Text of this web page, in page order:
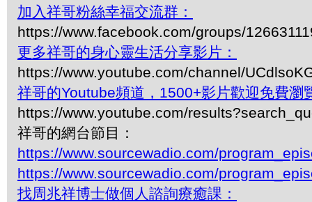
加入祥哥粉絲幸福交流群：
https://www.facebook.com/groups/
更多祥哥的身心靈生活分享影片：
https://www.youtube.com/channel/
祥哥的Youtube頻道，1500+影片歡迎免費瀏
https://www.youtube.com/
祥哥的網台節目：
https://www.sourcewadio.com/
https://www.sourcewadio.com/
找周兆祥博士做個人諮詢療癒課：